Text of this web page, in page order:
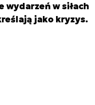
wydarzeń w siłach
jako kryzys.